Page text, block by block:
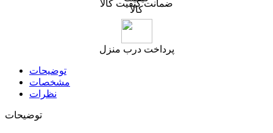
ضمانت کیفیت کالا
پرداخت درب منزل
توضیحات
مشخصات
نظرات
توضیحات